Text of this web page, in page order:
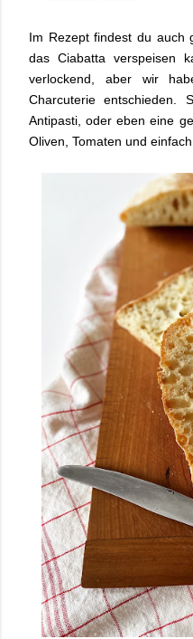
Im Rezept findest du auch
das Ciabatta verspeisen
verlockend, aber wir
Charcuterie
Antipasti, oder eben eine
Oliven, Tomaten und